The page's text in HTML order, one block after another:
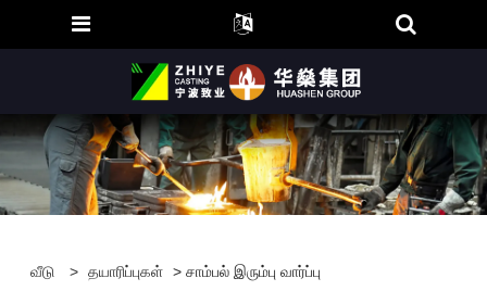
வீடு > தயாரிப்புகள் > சாம்பல் இரும்பு வார்ப்பு